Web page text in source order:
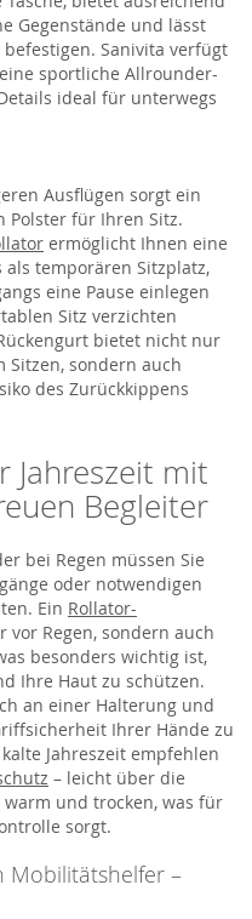
Gegenstände und lässt
Sanivita verfügt
sportliche Allrounder-
ideal für unterwegs
Ausflügen sorgt ein
Polster für Ihren Sitz.
ermöglicht Ihnen eine
temporären Sitzplatz,
eine Pause einlegen
Sitz verzichten
bietet nicht nur
sondern auch
des Zurückkippens
Jahreszeit mit
Begleiter
bei Regen müssen Sie
oder notwendigen
Ein Rollator-
vor Regen, sondern auch
besonders wichtig ist,
Ihre Haut zu schützen.
an einer Halterung und
Ihrer Hände zu
Jahreszeit empfehlen
– leicht über die
und trocken, was für
sorgt.
Mobilitätshelfer –